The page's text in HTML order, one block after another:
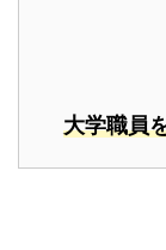
大学職員